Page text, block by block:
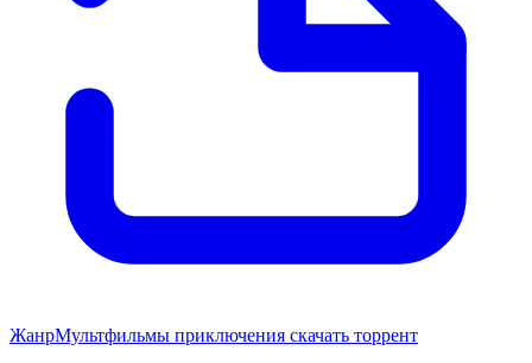
ЖанрМультфильмы приключения скачать торрент